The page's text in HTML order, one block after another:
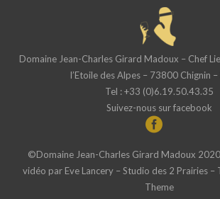
Domaine Jean-Charles Girard Madoux – Chef
l’Etoile des Alpes – 73800 Chignin –
Tel : +33 (0)6.19.50.43.35
Suivez-nous sur facebook
©Domaine Jean-Charles Girard Madoux
vidéo par Eve Lancery – Studio des 2 Prairies–
Theme